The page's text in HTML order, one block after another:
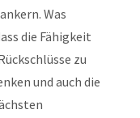
Was
die Fähigkeit
zu
und auch die